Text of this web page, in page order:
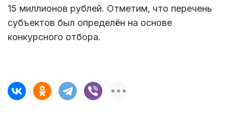
15 миллионов рублей. Отметим, что перечень
субъектов был определён на основе
конкурсного отбора.